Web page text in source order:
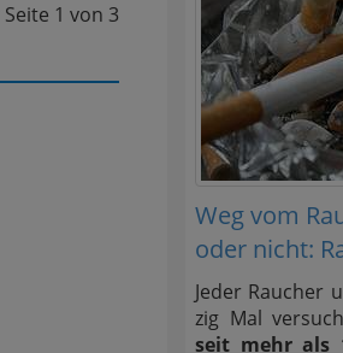
Seite 1 von 3
Weg vom
oder nicht:
Jeder Raucher
zig Mal
seit mehr als